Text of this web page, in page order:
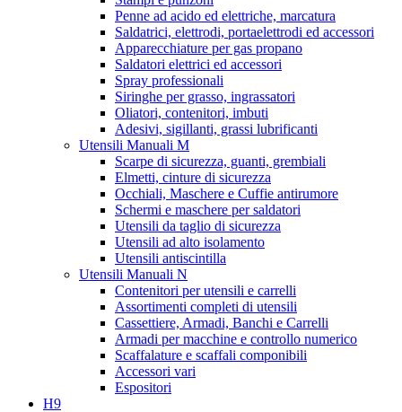
Penne ad acido ed elettriche, marcatura
Saldatrici, elettrodi, portaelettrodi ed accessori
Apparecchiature per gas propano
Saldatori elettrici ed accessori
Spray professionali
Siringhe per grasso, ingrassatori
Oliatori, contenitori, imbuti
Adesivi, sigillanti, grassi lubrificanti
Utensili Manuali M
Scarpe di sicurezza, guanti, grembiali
Elmetti, cinture di sicurezza
Occhiali, Maschere e Cuffie antirumore
Schermi e maschere per saldatori
Utensili da taglio di sicurezza
Utensili ad alto isolamento
Utensili antiscintilla
Utensili Manuali N
Contenitori per utensili e carrelli
Assortimenti completi di utensili
Cassettiere, Armadi, Banchi e Carrelli
Armadi per macchine e controllo numerico
Scaffalature e scaffali componibili
Accessori vari
Espositori
H9